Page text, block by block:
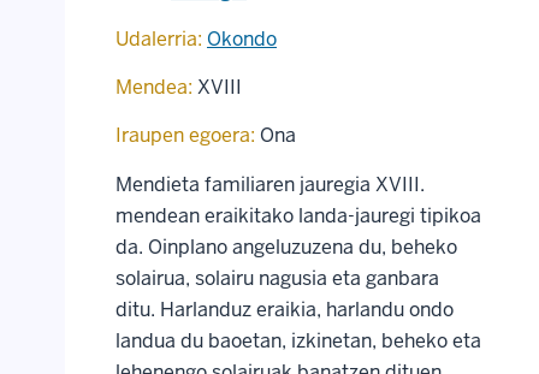
Udalerria: Okondo
Mendea: XVIII
Iraupen egoera: Ona
Mendieta familiaren jauregia XVIII.
mendean eraikitako landa-jauregi tipikoa
da. Oinplano angeluzuzena du, beheko
solairua, solairu nagusia eta ganbara
ditu. Harlanduz eraikia, harlandu ondo
landua du baoetan, izkinetan, beheko eta